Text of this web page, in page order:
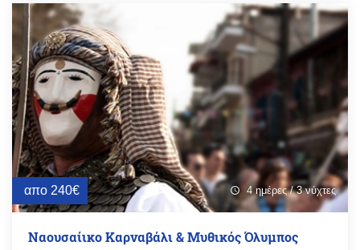
απο 240€ schedule 4 ημέρες / 3 νύχτες
Ναουσαίικο Καρναβάλι & Μυθικός Όλυμπος